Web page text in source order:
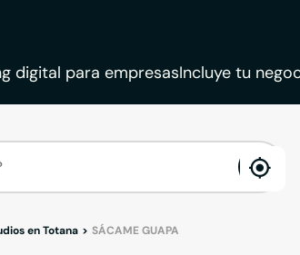
digital para empresasIncluye tu
en Totana SÁCAME GUAPA